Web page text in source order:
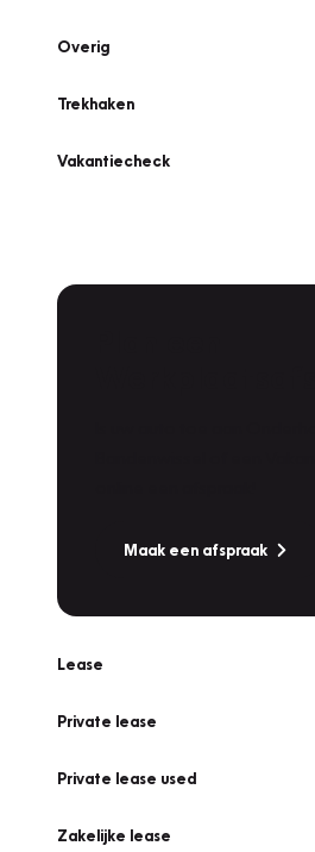
Overig
Trekhaken
Vakantiecheck
Maak een afspraak
Lease
Private lease
Private lease used
Zakelijke lease